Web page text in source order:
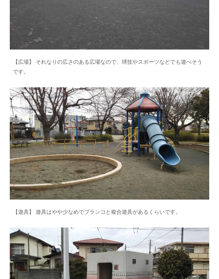
【広場】 それなりの広さのある広場なので、球技やスポーツなどでも遊べそう
です。
【遊具】 遊具はやや少なめでブランコと複合遊具があるくらいです。